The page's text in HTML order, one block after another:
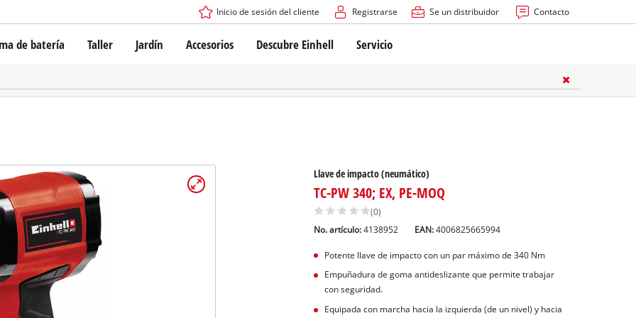
Inicio de sesión del cliente Registrarse Se un distribuidor Contacto
de batería
de batería Power X-Change
Einhell PROFESSIONAL
dispositivos PROFESSIONAL
eléctricas PROFESSIONAL
de jardín PROFESSIONAL
Taller
Destornilladores con batería
Martillo perforador
Sierras
Lijadoras
Mezcladores
Pistolas para aplicar pintura
Equipos de medición
Jardín Accesorios Descubre Einhell Servicio
Llave de impacto (neumático)
TC-PW 340; EX, PE-MOQ
(0)
No. artículo: 4138952 EAN:4006825665994
Potente llave de impacto con un par máximo de 340 Nm
Empuñadura de goma antideslizante que permite trabajar
con seguridad.
Equipada con marcha hacia la izquierda (de un nivel) y hacia